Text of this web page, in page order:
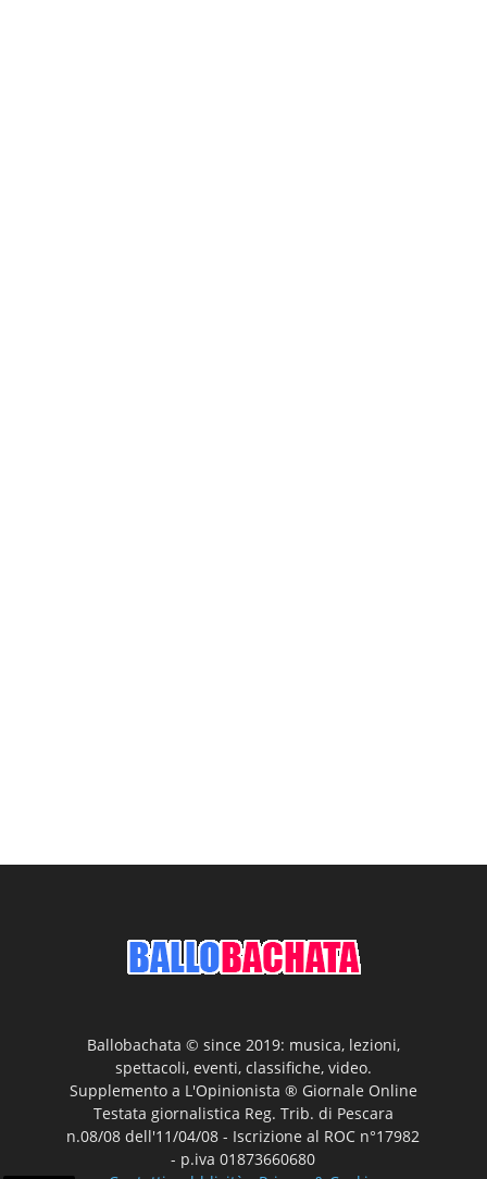
Ballobachata © since 2019: musica, lezioni,
spettacoli, eventi, classifiche, video.
Supplemento a L'Opinionista ® Giornale Online
Testata giornalistica Reg. Trib. di Pescara
n.08/08 dell'11/04/08 - Iscrizione al ROC n°17982
- p.iva 01873660680